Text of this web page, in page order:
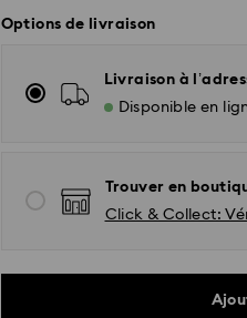
Options de livraison
Livraison à
Disponible en
Trouver en
Click & Collect: